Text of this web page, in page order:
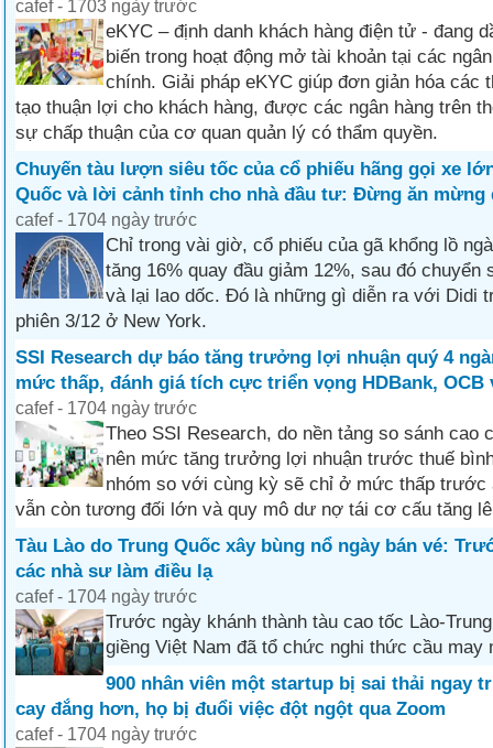
cafef - 1703 ngày trước
eKYC – định danh khách hàng điện tử - đang
biến trong hoạt động mở tài khoản tại các
chính. Giải pháp eKYC giúp đơn giản hóa các
tạo thuận lợi cho khách hàng, được các ngân hàng trên
sự chấp thuận của cơ quan quản lý có thẩm quyền.
Chuyến tàu lượn siêu tốc của cổ phiếu hãng gọi xe
Quốc và lời cảnh tỉnh cho nhà đầu tư: Đừng ăn mừng
cafef - 1704 ngày trước
Chỉ trong vài giờ, cổ phiếu của gã khổng lồ
tăng 16% quay đầu giảm 12%, sau đó chuyển
và lại lao dốc. Đó là những gì diễn ra với Didi
phiên 3/12 ở New York.
SSI Research dự báo tăng trưởng lợi nhuận quý 4
mức thấp, đánh giá tích cực triển vọng HDBank, OCB
cafef - 1704 ngày trước
Theo SSI Research, do nền tảng so sánh cao
nên mức tăng trưởng lợi nhuận trước thuế
nhóm so với cùng kỳ sẽ chỉ ở mức thấp trước
vẫn còn tương đối lớn và quy mô dư nợ tái cơ cấu tăng
Tàu Lào do Trung Quốc xây bùng nổ ngày bán vé:
các nhà sư làm điều lạ
cafef - 1704 ngày trước
Trước ngày khánh thành tàu cao tốc Lào-
giềng Việt Nam đã tổ chức nghi thức cầu may
900 nhân viên một startup bị sai thải ngay
cay đắng hơn, họ bị đuổi việc đột ngột qua Zoom
cafef - 1704 ngày trước